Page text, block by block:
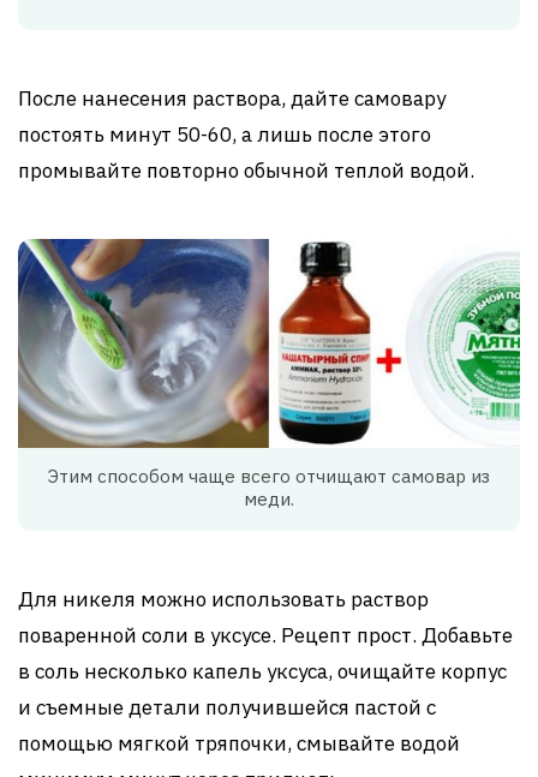
После нанесения раствора, дайте самовару
постоять минут 50-60, а лишь после этого
промывайте повторно обычной теплой водой.
Этим способом чаще всего отчищают самовар из
меди.
Для никеля можно использовать раствор
поваренной соли в уксусе. Рецепт прост. Добавьте
в соль несколько капель уксуса, очищайте корпус
и съемные детали получившейся пастой с
помощью мягкой тряпочки, смывайте водой